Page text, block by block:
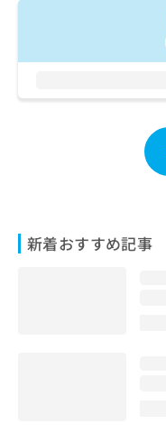
新着おすすめ記事
合
せ